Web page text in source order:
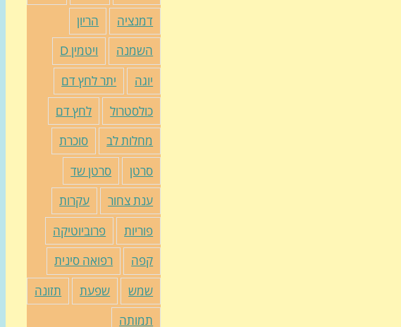
דמנציה
הריון
השמנה
ויטמין D
יוגה
יתר לחץ דם
כולסטרול
לחץ דם
מחלות לב
סוכרת
סרטן
סרטן שד
ענת צחור
עקרות
פוריות
פרוביוטיקה
קפה
רפואה סינית
שמש
שפעת
תזונה
תמותה